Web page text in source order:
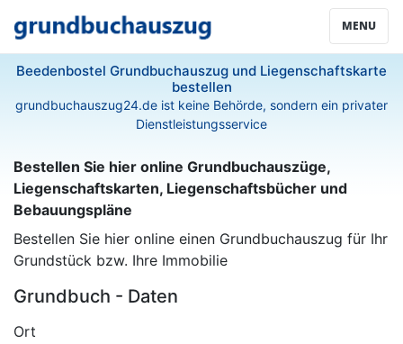
MENU
Beedenbostel Grundbuchauszug und Liegenschaftskarte
bestellen
grundbuchauszug24.de ist keine Behörde, sondern ein privater
Dienstleistungsservice
Bestellen Sie hier online Grundbuchauszüge,
Liegenschaftskarten, Liegenschaftsbücher und
Bebauungspläne
Bestellen Sie hier online einen Grundbuchauszug für Ihr
Grundstück bzw. Ihre Immobilie
Grundbuch - Daten
Ort